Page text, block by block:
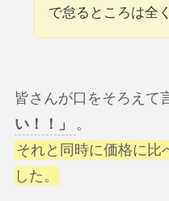
で怠るところは全
皆さんが口をそろえて
い！！」
。
それと同時に価格に比
した。